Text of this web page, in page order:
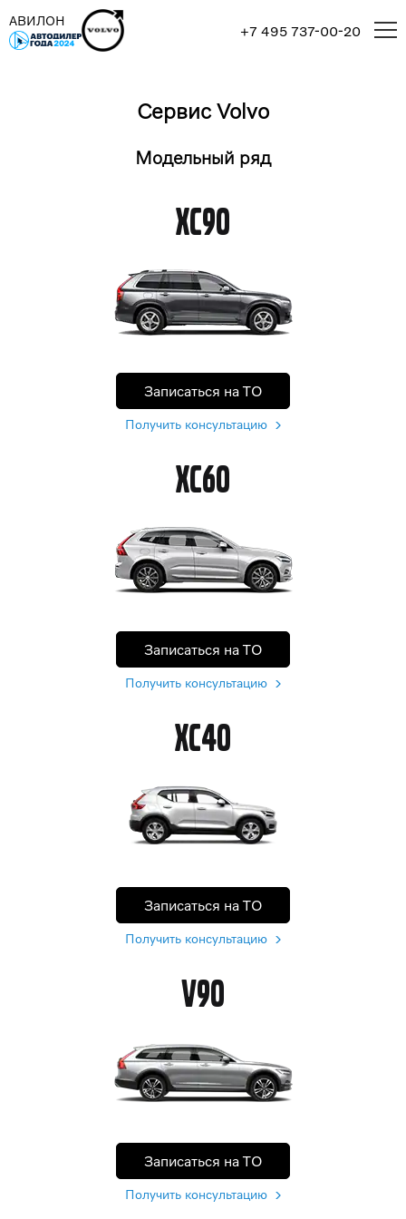
АВИЛОН
+7 495 737-00-20
Сервис Volvo
Модельный ряд
XC90
Записаться на ТО
Получить консультацию
XC60
Записаться на ТО
Получить консультацию
XC40
Записаться на ТО
Получить консультацию
V90
Записаться на ТО
Получить консультацию